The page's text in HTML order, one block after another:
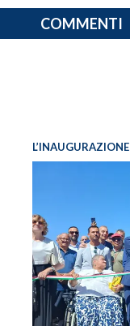
COMMENTI
L’INAUGURAZIONE